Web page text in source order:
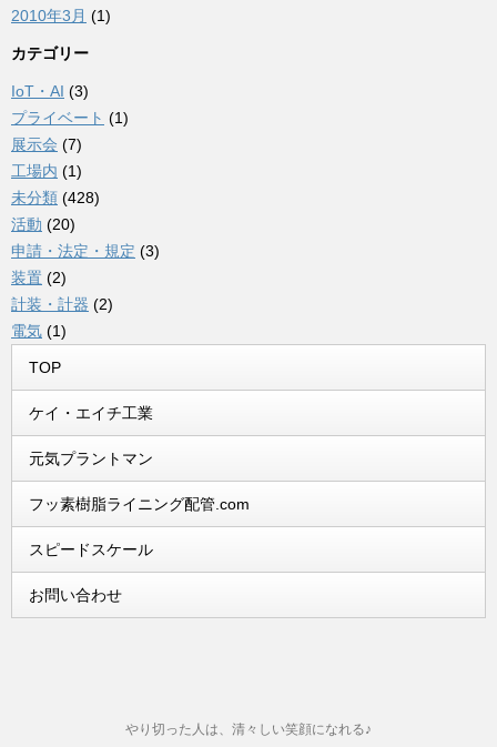
2010年3月 (1)
カテゴリー
IoT・AI (3)
プライベート (1)
展示会 (7)
工場内 (1)
未分類 (428)
活動 (20)
申請・法定・規定 (3)
装置 (2)
計装・計器 (2)
電気 (1)
TOP
ケイ・エイチ工業
元気プラントマン
フッ素樹脂ライニング配管.com
スピードスケール
お問い合わせ
やり切った人は、清々しい笑顔になれる♪